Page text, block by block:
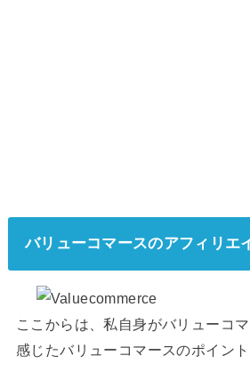
バリューコマースのアフィリエ
ここからは、私自身がバリューコ
感じたバリューコマースのポイント